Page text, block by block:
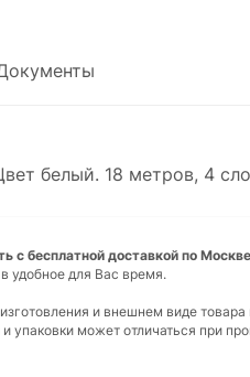
белый. 18 метров, 4
с бесплатной доставкой по
удобное для Вас время.
и внешнем виде
упаковки может отличаться при